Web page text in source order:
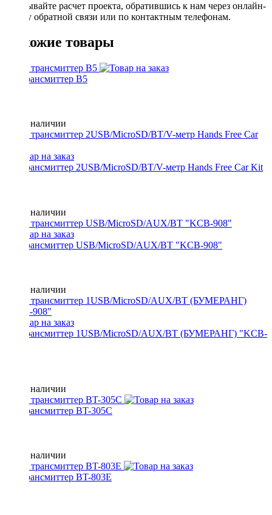
Заказывайте расчет проекта, обратившись к нам через онлайн-
форму обратной связи или по контактным телефонам.
Похожие товары
FM трансмиттер B5
Нет в наличии
FM трансмиттер 2USB/MicroSD/BT/V-метр Hands Free Car Kit
Нет в наличии
FM трансмиттер USB/MicroSD/AUX/BT "KCB-908"
Нет в наличии
FM трансмиттер 1USB/MicroSD/AUX/BT (БУМЕРАНГ) "KCB-
Нет в наличии
FM трансмиттер BT-305C
Нет в наличии
FM трансмиттер BT-803E